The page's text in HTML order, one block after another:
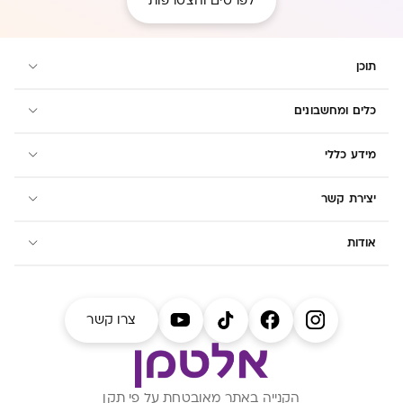
תוכן
כלים ומחשבונים
מידע כללי
יצירת קשר
אודות
צרו קשר
הקנייה באתר מאובטחת על פי תקן